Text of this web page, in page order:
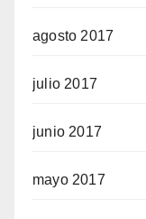
agosto 2017
julio 2017
junio 2017
mayo 2017